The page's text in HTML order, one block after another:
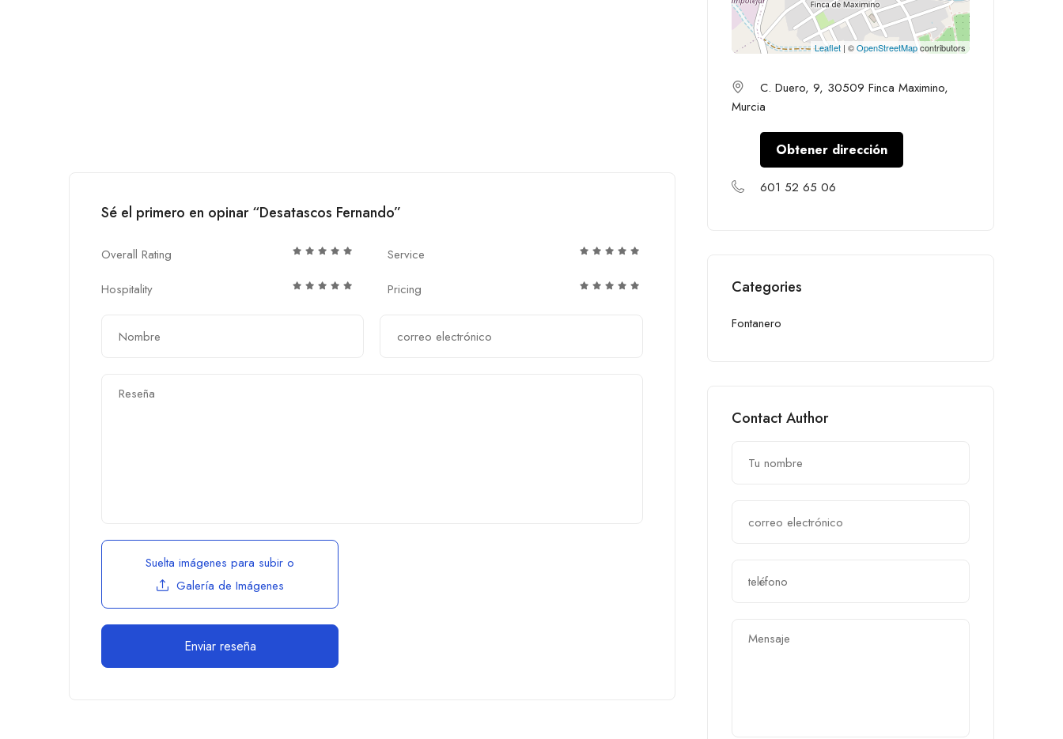
Sé el primero en opinar “Desatascos Fernando”
Overall Rating
Service
Hospitality
Pricing
Suelta imágenes para subir o
Galería de Imágenes
Leaflet| ©OpenStreetMapcontributors
C. Duero, 9, 30509 Finca Maximino,
Murcia
Obtener dirección
601 52 65 06
Categories
Fontanero
Contact Author